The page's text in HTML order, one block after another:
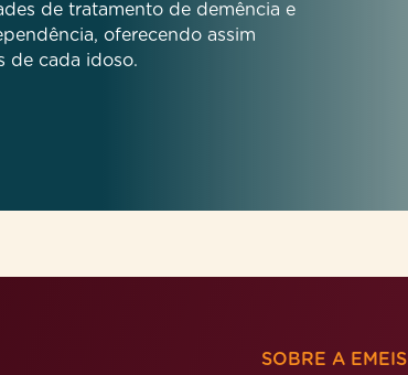
de tratamento de demência e
oferecendo assim
de cada idoso.
SOBRE A EMEIS